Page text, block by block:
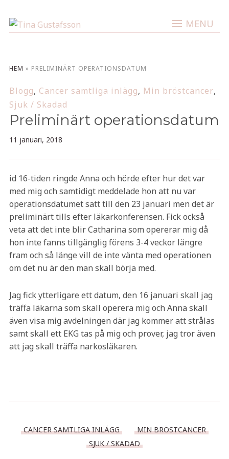
MENU
HEM » PRELIMINÄRT OPERATIONSDATUM
Blogg, Cancer samtliga inlägg, Min bröstcancer,
Sjuk / Skadad
Preliminärt operationsdatum
11 januari, 2018
id 16-tiden ringde Anna och hörde efter hur det var
med mig och samtidigt meddelade hon att nu var
operationsdatumet satt till den 23 januari men det är
preliminärt tills efter läkarkonferensen. Fick också
veta att det inte blir Catharina som opererar mig då
hon inte fanns tillgänglig förens 3-4 veckor längre
fram och så länge vill de inte vänta med operationen
om det nu är den man skall börja med.
Jag fick ytterligare ett datum, den 16 januari skall jag
träffa läkarna som skall operera mig och Anna skall
även visa mig avdelningen där jag kommer att strålas
samt skall ett EKG tas på mig och prover, jag tror även
att jag skall träffa narkosläkaren.
CANCER SAMTLIGA INLÄGG
MIN BRÖSTCANCER
SJUK / SKADAD